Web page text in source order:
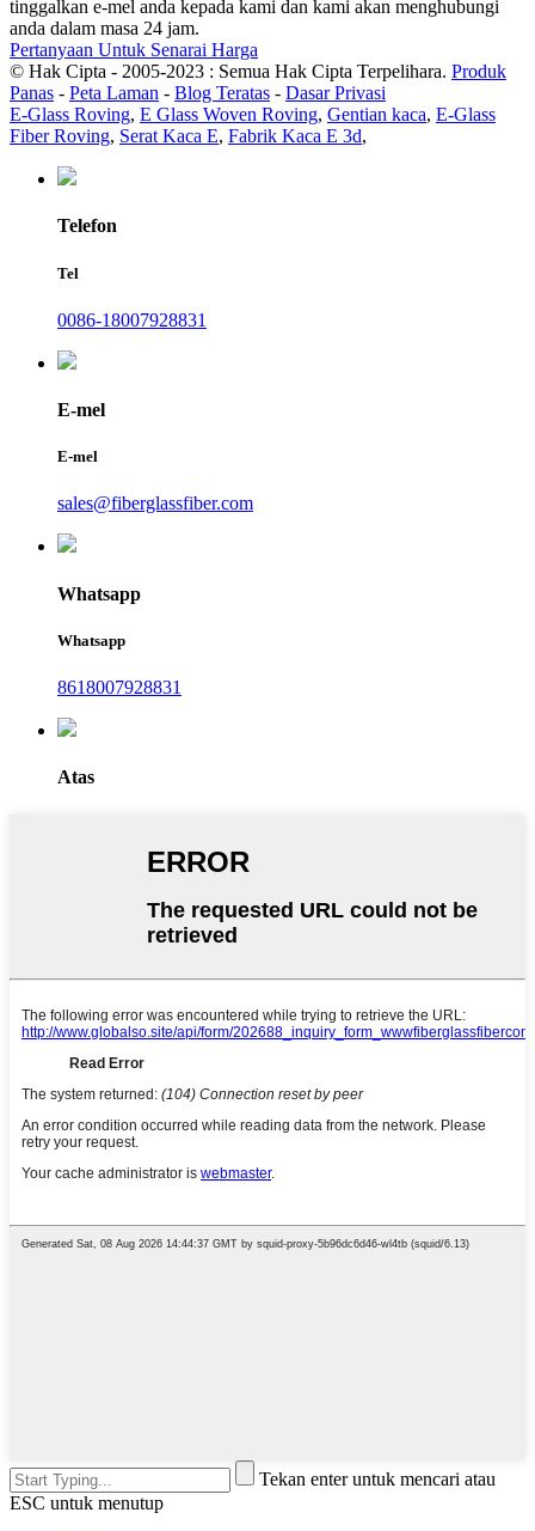
tinggalkan e-mel anda kepada kami dan kami akan menghubungi
anda dalam masa 24 jam.
Pertanyaan Untuk Senarai Harga
© Hak Cipta - 2005-2023 : Semua Hak Cipta Terpelihara. Produk
Panas - Peta Laman - Blog Teratas - Dasar Privasi
E-Glass Roving, E Glass Woven Roving, Gentian kaca, E-Glass
Fiber Roving, Serat Kaca E, Fabrik Kaca E 3d,
Telefon
Tel
0086-18007928831
E-mel
E-mel
sales@fiberglassfiber.com
Whatsapp
Whatsapp
8618007928831
Atas
Tekan enter untuk mencari atau
ESC untuk menutup